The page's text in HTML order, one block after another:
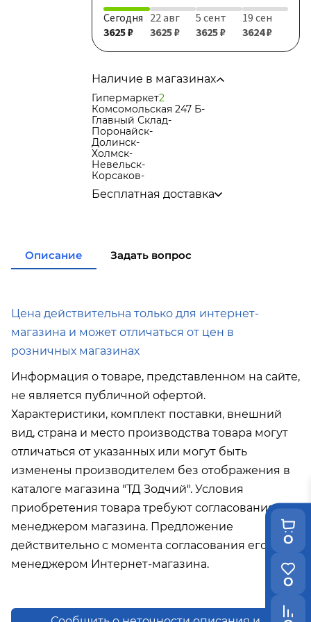
0
0
Сегодня
3625 ₽
22 авг
3625 ₽
5 сент
3625 ₽
19 сен
3624 ₽
Наличие в магазинах
Гипермаркет2
Комсомольская 247 Б-
Главный Склад-
Поронайск-
Долинск-
Холмск-
Невельск-
Корсаков-
Бесплатная доставка
от 35 000р
в город Поронайск при покупке
Описание Задать вопрос
Цена действительна только для интернет-
магазина и может отличаться от цен в
розничных магазинах
Информация о товаре, представленном на сайте,
не является публичной офертой.
Характеристики, комплект поставки, внешний
вид, страна и место производства товара могут
отличаться от указанных или могут быть
изменены производителем без отображения в
каталоге магазина "ТД Зодчий". Условия
приобретения товара требуют согласования с
менеджером магазина. Предложение
действительно с момента согласования его с
менеджером Интернет-магазина.